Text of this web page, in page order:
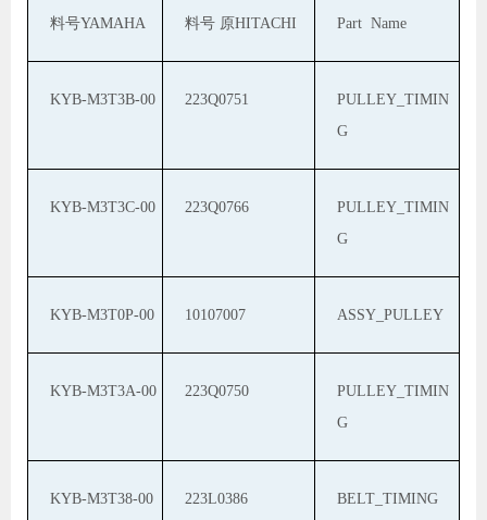
料号YAMAHA 料号 原HITACHI Part Name
KYB-M3T3B-00 223Q0751
PULLEY_TIMIN
G
KYB-M3T3C-00 223Q0766
PULLEY_TIMIN
G
KYB-M3T0P-00 10107007 ASSY_PULLEY
KYB-M3T3A-00 223Q0750
PULLEY_TIMIN
G
KYB-M3T38-00 223L0386 BELT_TIMING